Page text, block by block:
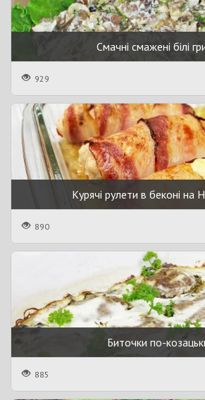
Смачні смажені білі
929
Курячі рулети в беконі на
890
Биточки по-
885